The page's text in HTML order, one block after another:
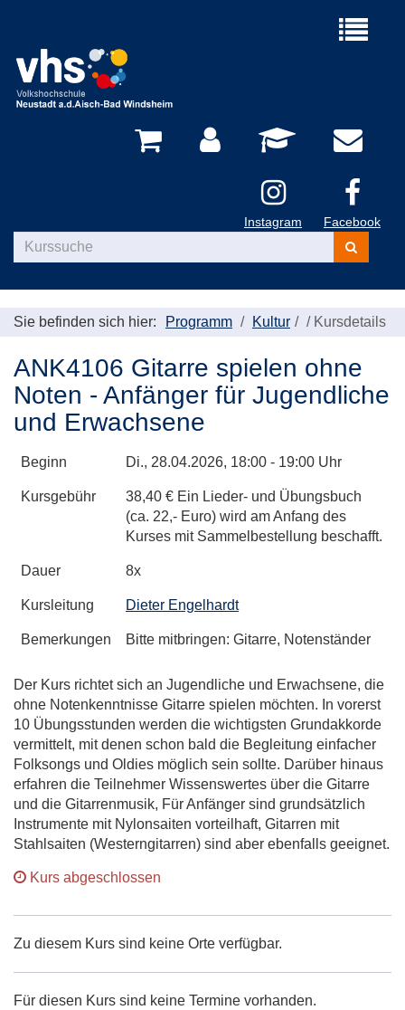
Menü
Instagram Facebook
Kurse
suchen
Sie befinden sich hier: Programm Kultur / Kursdetails
ANK4106 Gitarre spielen ohne
Noten - Anfänger für Jugendliche
und Erwachsene
Beginn Di., 28.04.2026, 18:00 - 19:00 Uhr
Kursgebühr
38,40 € Ein Lieder- und Übungsbuch
(ca. 22,- Euro) wird am Anfang des
Kurses mit Sammelbestellung beschafft.
Dauer 8x
Kursleitung Dieter Engelhardt
Bemerkungen Bitte mitbringen: Gitarre, Notenständer
Der Kurs richtet sich an Jugendliche und Erwachsene, die
ohne Notenkenntnisse Gitarre spielen möchten. In vorerst
10 Übungsstunden werden die wichtigsten Grundakkorde
vermittelt, mit denen schon bald die Begleitung einfacher
Folksongs und Oldies möglich sein sollte. Darüber hinaus
erfahren die Teilnehmer Wissenswertes über die Gitarre
und die Gitarrenmusik, Für Anfänger sind grundsätzlich
Instrumente mit Nylonsaiten vorteilhaft, Gitarren mit
Stahlsaiten (Westerngitarren) sind aber ebenfalls geeignet.
Kurs abgeschlossen
Zu diesem Kurs sind keine Orte verfügbar.
Für diesen Kurs sind keine Termine vorhanden.